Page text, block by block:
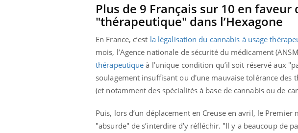
Plus de 9 Français sur 10 en
"thérapeutique" dans l’Hexagone
En France, c’est la légalisation du cannabis à usage
mois, l’Agence nationale de sécurité du médicament
thérapeutique à l’unique condition qu’il soit réservé aux
soulagement insuffisant ou d'une mauvaise tolérance des
(et notamment des spécialités à base de cannabis ou de
Puis, lors d’un déplacement en Creuse en avril, le
"absurde" de s’interdire d’y réfléchir. "Il y a beaucoup de